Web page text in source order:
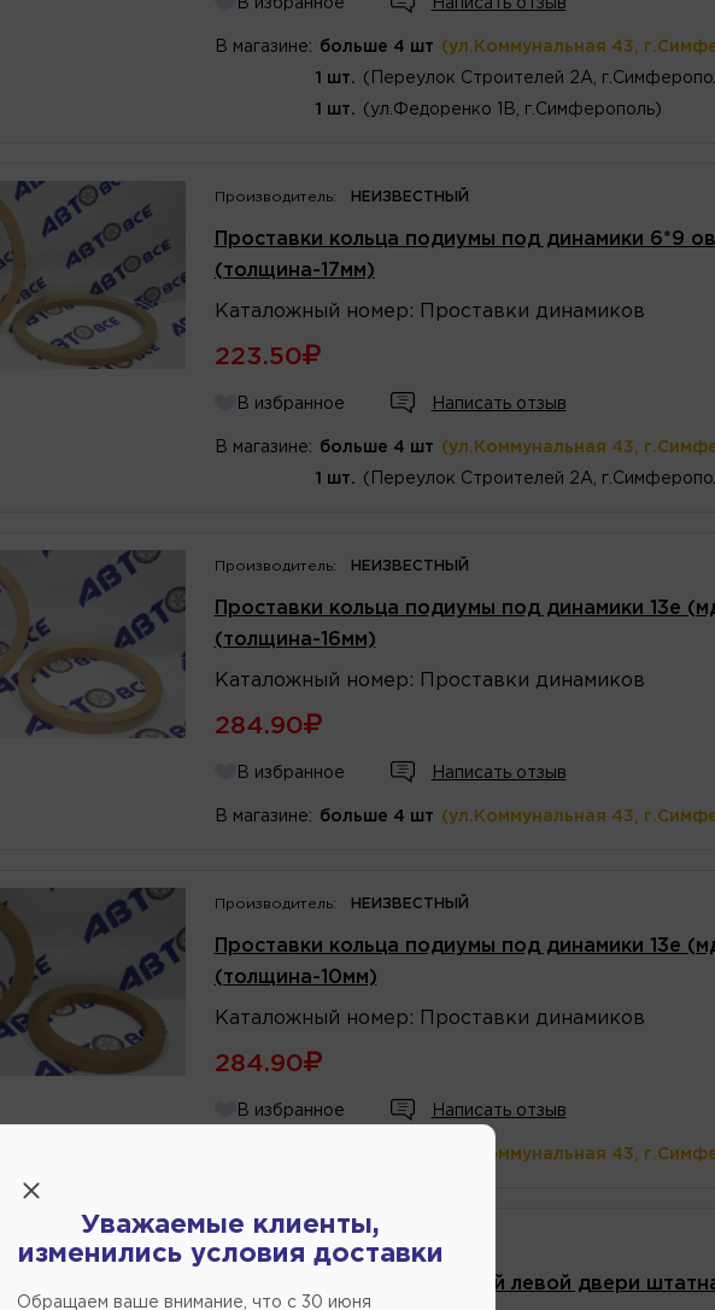
В избранное Написать отзыв
В магазине: больше 4 шт (ул.Коммунальная 43,
1 шт. (Переулок Строителей 2А,
1 шт. (ул.Федоренко 1В, г.Симферополь)
Производитель: НЕИЗВЕСТНЫЙ
Проставки кольца подиумы под динамики 6*9
(толщина-17мм)
Каталожный номер : Проставки динамиков
223.50
В избранное Написать отзыв
В магазине: больше 4 шт (ул.Коммунальная 43,
1 шт. (Переулок Строителей 2А,
Производитель: НЕИЗВЕСТНЫЙ
Проставки кольца подиумы под динамики 13е
(толщина-16мм)
Каталожный номер : Проставки динамиков
284.90
В избранное Написать отзыв
В магазине: больше 4 шт (ул.Коммунальная 43,
Производитель: НЕИЗВЕСТНЫЙ
Проставки кольца подиумы под динамики 13е
(толщина-10мм)
Каталожный номер : Проставки динамиков
284.90
В избранное Написать отзыв
(ул.Коммунальная 43,
LADA
Проставка динамика задней левой двери
Уважаемые клиенты,
изменились условия доставки
Обращаем ваше внимание, что c 30 июня